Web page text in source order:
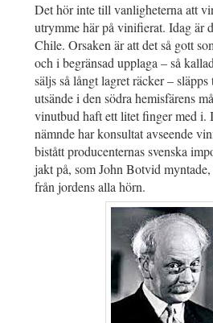
Det hör inte till vanligheterna att
utrymme här på vinifierat. Idag är
Chile. Orsaken är att det så gott
och i begränsad upplaga – så
säljs så långt lagret räcker –
utsände i den södra hemisfärens
vinutbud haft ett litet finger med i.
nämnde har konsultat avseende
bistått producenternas svenska
jakt på, som John Botvid
från jordens alla hörn.